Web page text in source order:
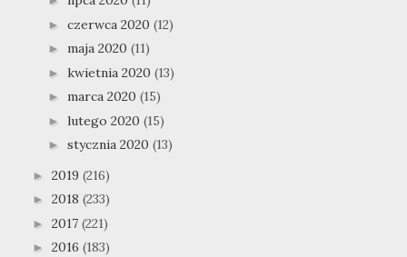
► czerwca 2020 (12)
► maja 2020 (11)
► kwietnia 2020 (13)
► marca 2020 (15)
► lutego 2020 (15)
► stycznia 2020 (13)
► 2019 (216)
► 2018 (233)
► 2017 (221)
► 2016 (183)